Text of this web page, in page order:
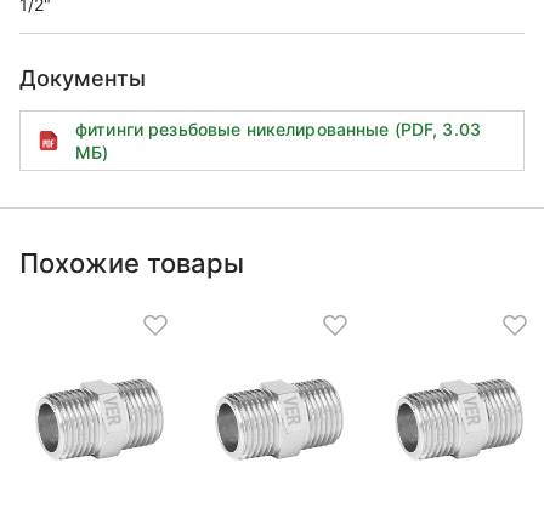
1/2"
Документы
фитинги резьбовые никелированные (PDF, 3.03
МБ)
Похожие товары